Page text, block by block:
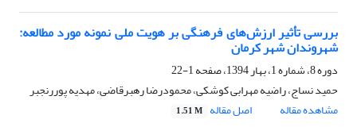
بررسی تأثیر ارزش‌های فرهنگی بر هویت ملی نمونه مورد مطالعه:
شهروندان شهر کرمان
دوره 8، شماره 1، بهار 1394، صفحه
1-22
حمید نساج، راضیه مهرابی کوشکی، محمودرضا رهبرقاضی، مهدیه پوررنجبر
مشاهده مقاله
اصل مقاله 1.51 M